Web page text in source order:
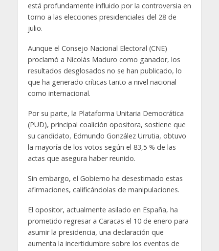
está profundamente influido por la controversia en
torno a las elecciones presidenciales del 28 de
julio.
Aunque el Consejo Nacional Electoral (CNE)
proclamó a Nicolás Maduro como ganador, los
resultados desglosados no se han publicado, lo
que ha generado críticas tanto a nivel nacional
como internacional.
Por su parte, la Plataforma Unitaria Democrática
(PUD), principal coalición opositora, sostiene que
su candidato, Edmundo González Urrutia, obtuvo
la mayoría de los votos según el 83,5 % de las
actas que asegura haber reunido.
Sin embargo, el Gobierno ha desestimado estas
afirmaciones, calificándolas de manipulaciones.
El opositor, actualmente asilado en España, ha
prometido regresar a Caracas el 10 de enero para
asumir la presidencia, una declaración que
aumenta la incertidumbre sobre los eventos de